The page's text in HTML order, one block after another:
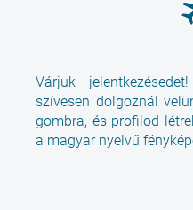
Várjuk
szívesen dolgoznál
gombra, és profilod
a magyar nyelvű